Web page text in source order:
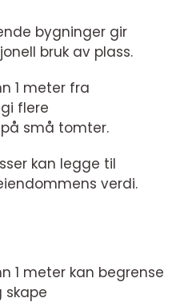
bygninger gir
bruk av plass.
1 meter fra
flere
små tomter.
kan legge til
verdi.
1 meter kan begrense
skape